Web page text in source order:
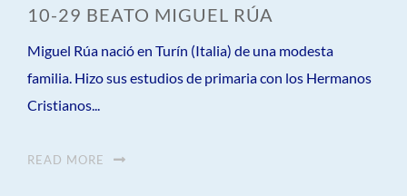
10-29 BEATO MIGUEL RÚA
Miguel Rúa nació en Turín (Italia) de una modesta
familia. Hizo sus estudios de primaria con los Hermanos
Cristianos...
READ MORE